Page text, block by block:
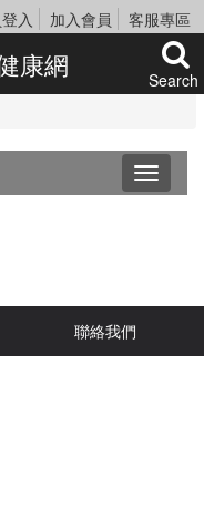
入 加入會員 客服專區
康網
Search
Toggle
聯絡我們